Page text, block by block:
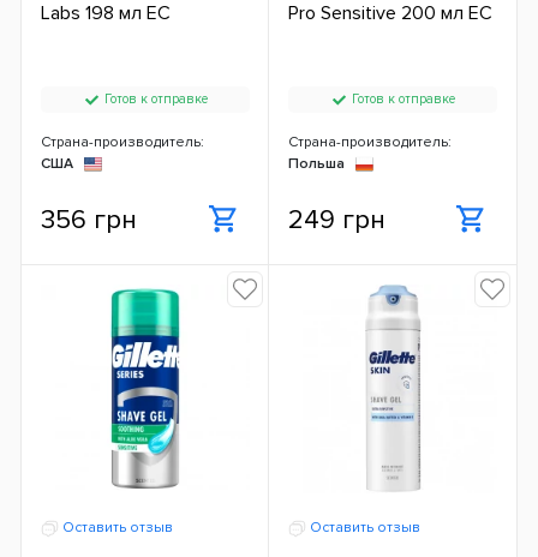
Labs 198 мл ЕС
Готов к отправке
Страна-производитель:
США
356 грн
Pro Sensitive 200 мл ЕС
Готов к отправке
Страна-производитель:
Польша
249 грн
Оставить отзыв Оставить отзыв